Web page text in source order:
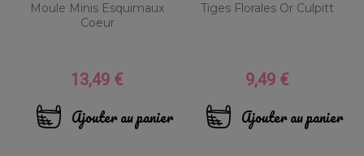
Moule Minis Esquimaux
Coeur
Prix
13,49 €
Ajouter au panier
Tiges Florales Or Culpitt
Prix
9,49 €
Ajouter au panier